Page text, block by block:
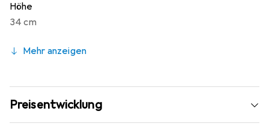
Höhe
34 cm
Mehr anzeigen
Preisentwicklung